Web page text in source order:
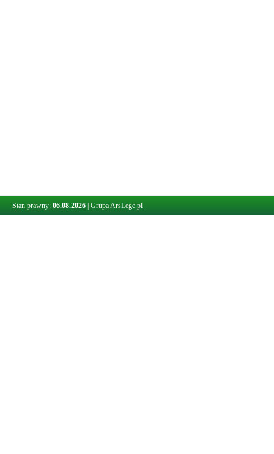
Stan prawny: 06.08.2026 Grupa ArsLege.pl